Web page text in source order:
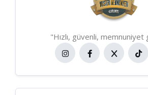
"Hızlı, güvenli, memnuniyet